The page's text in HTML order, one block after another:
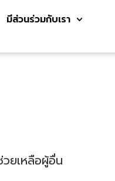
มีส่วนร่วมกับเรา
ยเหลือผู้อื่น